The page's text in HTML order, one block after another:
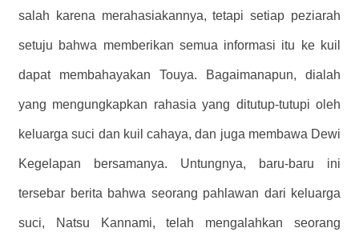
salah karena merahasiakannya, tetapi setiap peziarah
setuju bahwa memberikan semua informasi itu ke kuil
dapat membahayakan Touya. Bagaimanapun, dialah
yang mengungkapkan rahasia yang ditutup-tutupi oleh
keluarga suci dan kuil cahaya, dan juga membawa Dewi
Kegelapan bersamanya. Untungnya, baru-baru ini
tersebar berita bahwa seorang pahlawan dari keluarga
suci, Natsu Kannami, telah mengalahkan seorang